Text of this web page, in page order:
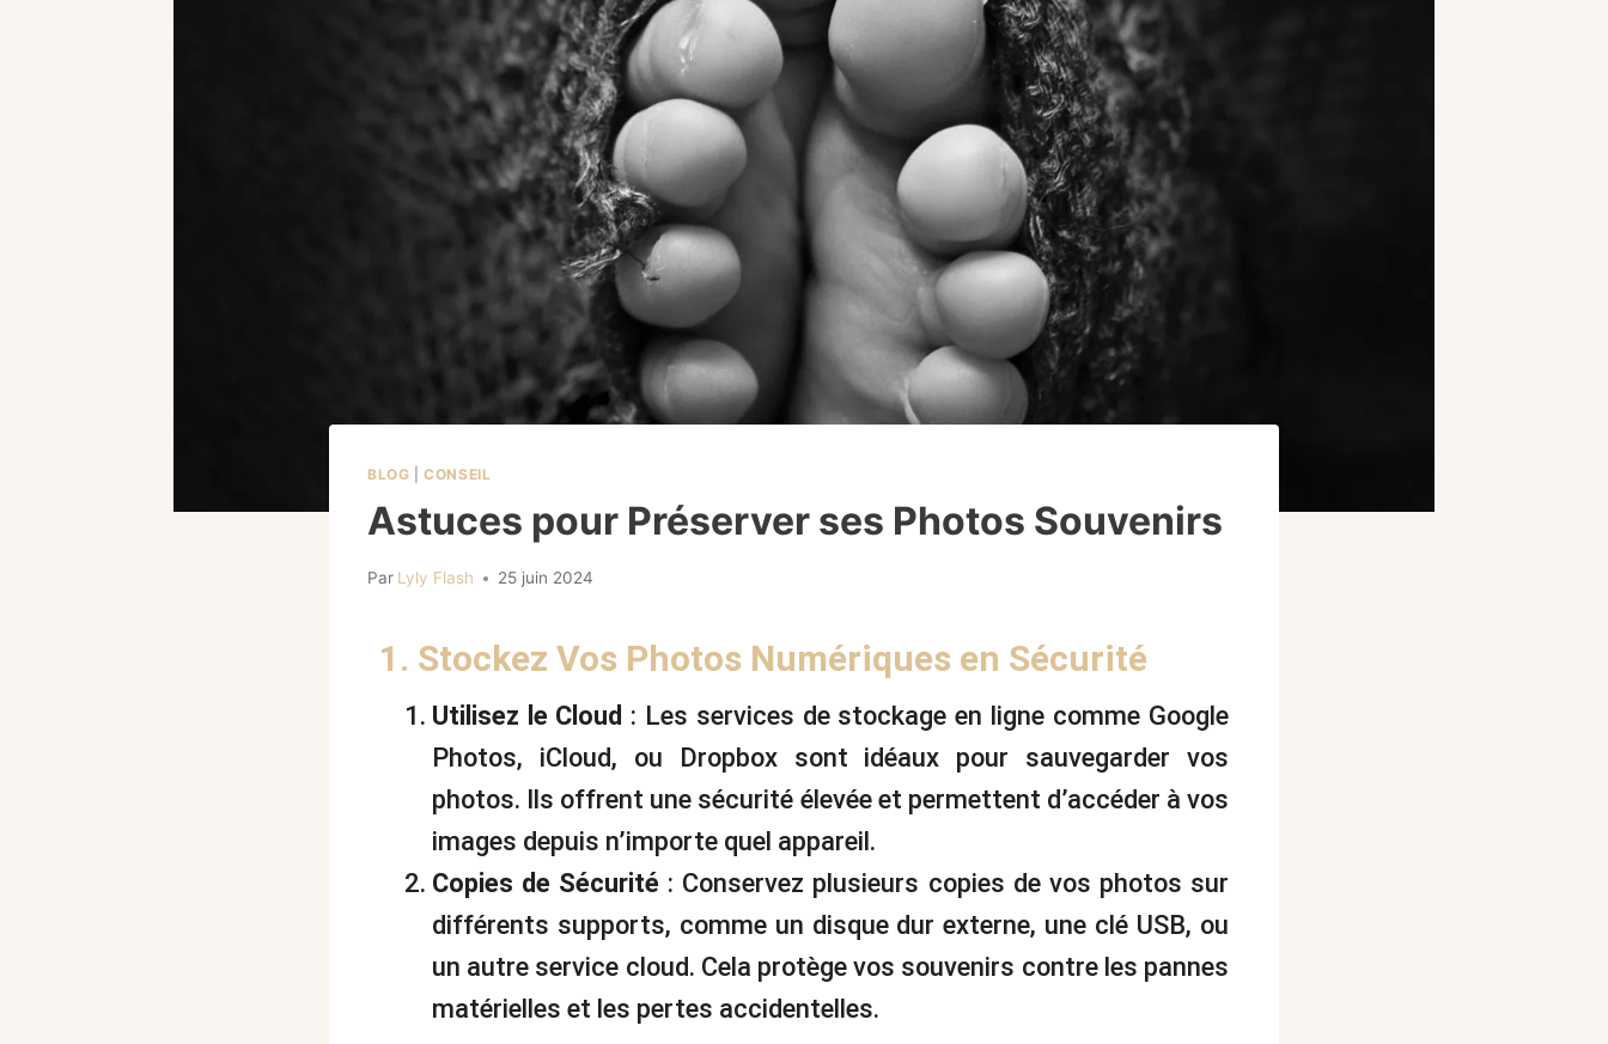
BLOG |CONSEIL
Astuces pour Préserver ses Photos Souvenirs
Par Lyly Flash 25 juin 2024
1. Stockez Vos Photos Numériques en Sécurité
Utilisez le Cloud : Les services de stockage en ligne comme Google
Photos, iCloud, ou Dropbox sont idéaux pour sauvegarder vos
photos. Ils offrent une sécurité élevée et permettent d’accéder à vos
images depuis n’importe quel appareil.
Copies de Sécurité : Conservez plusieurs copies de vos photos sur
différents supports, comme un disque dur externe, une clé USB, ou
un autre service cloud. Cela protège vos souvenirs contre les pannes
matérielles et les pertes accidentelles.